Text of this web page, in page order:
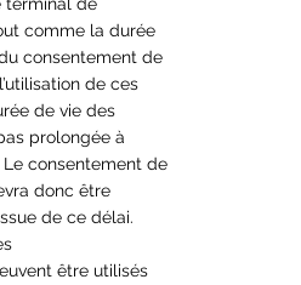
comme la durée
consentement de
de ces
de vie des
prolongée à
consentement de
donc être
de ce délai.
être utilisés